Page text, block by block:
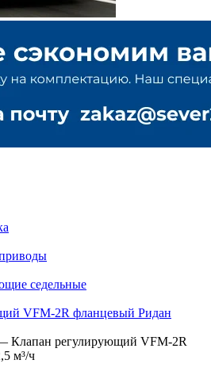
седельные
VFM-2R фланцевый Ридан
Клапан регулирующий VFM-2R
м³/ч